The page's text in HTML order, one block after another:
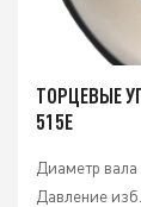
ТОРЦЕВЫЕ
515Е
Диаметр вала
Давление изб.